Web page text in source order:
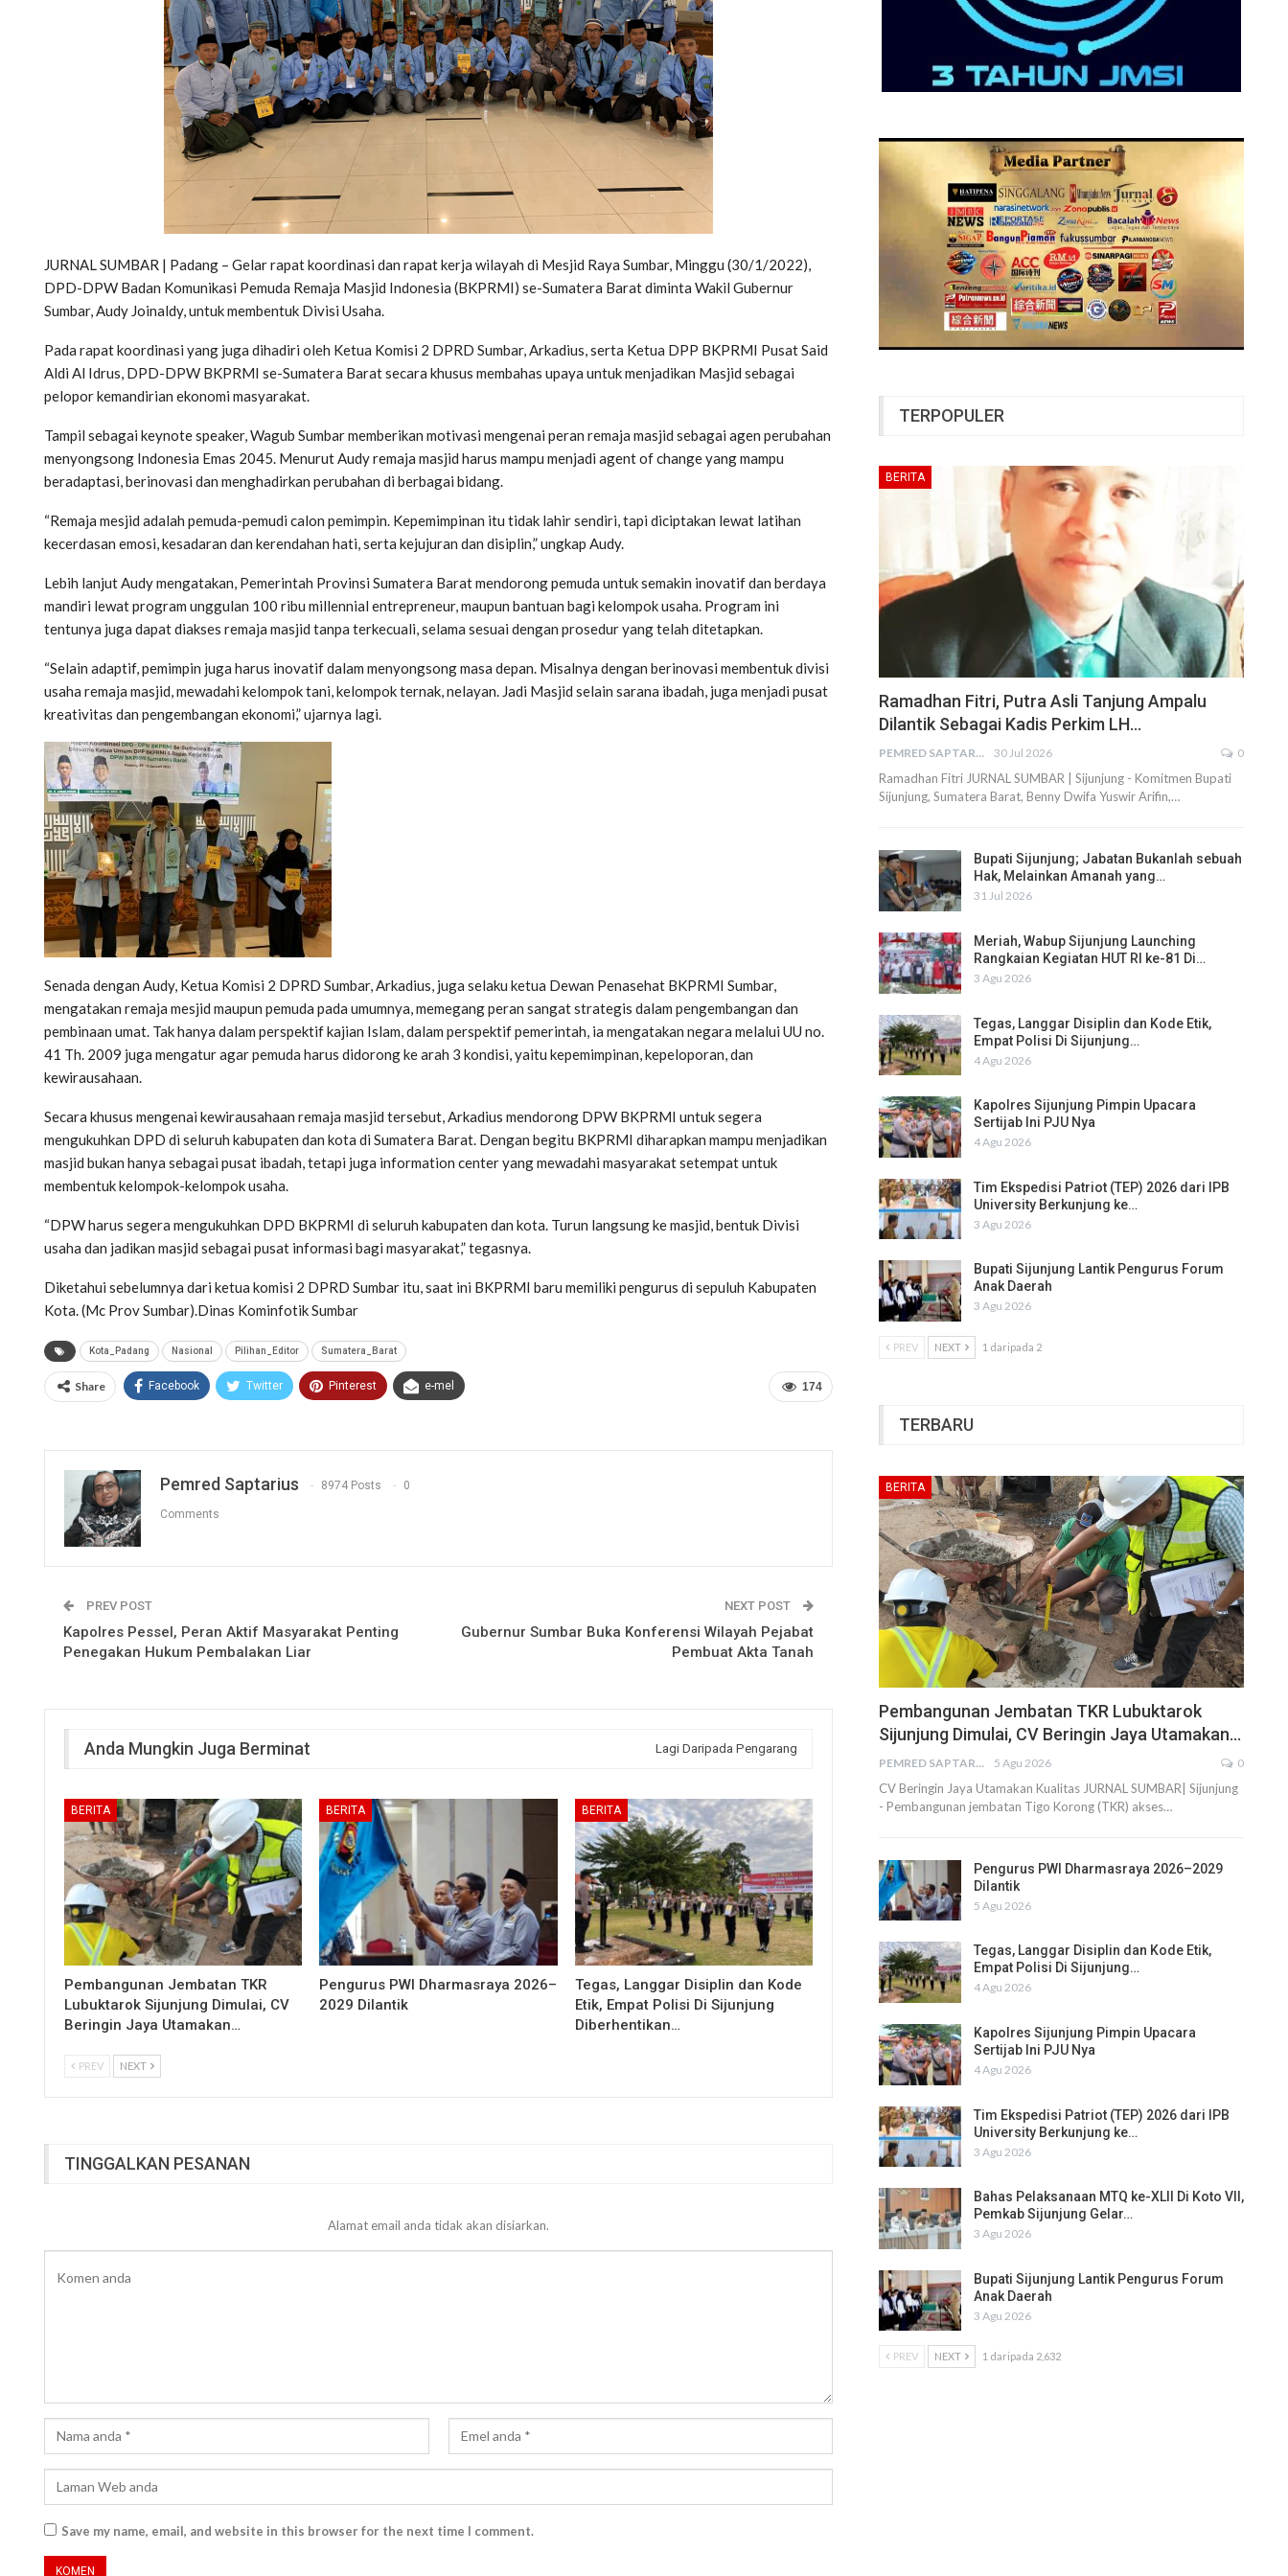
JURNAL SUMBAR | Padang – Gelar rapat koordinasi dan rapat kerja wilayah di Mesjid Raya Sumbar, Minggu (30/1/2022),
DPD-DPW Badan Komunikasi Pemuda Remaja Masjid Indonesia (BKPRMI) se-Sumatera Barat diminta Wakil Gubernur
Sumbar, Audy Joinaldy, untuk membentuk Divisi Usaha.
Pada rapat koordinasi yang juga dihadiri oleh Ketua Komisi 2 DPRD Sumbar, Arkadius, serta Ketua DPP BKPRMI Pusat Said
Aldi Al Idrus, DPD-DPW BKPRMI se-Sumatera Barat secara khusus membahas upaya untuk menjadikan Masjid sebagai
pelopor kemandirian ekonomi masyarakat.
Tampil sebagai keynote speaker, Wagub Sumbar memberikan motivasi mengenai peran remaja masjid sebagai agen perubahan
menyongsong Indonesia Emas 2045. Menurut Audy remaja masjid harus mampu menjadi agent of change yang mampu
beradaptasi, berinovasi dan menghadirkan perubahan di berbagai bidang.
“Remaja mesjid adalah pemuda-pemudi calon pemimpin. Kepemimpinan itu tidak lahir sendiri, tapi diciptakan lewat latihan
kecerdasan emosi, kesadaran dan kerendahan hati, serta kejujuran dan disiplin,” ungkap Audy.
Lebih lanjut Audy mengatakan, Pemerintah Provinsi Sumatera Barat mendorong pemuda untuk semakin inovatif dan berdaya
mandiri lewat program unggulan 100 ribu millennial entrepreneur, maupun bantuan bagi kelompok usaha. Program ini
tentunya juga dapat diakses remaja masjid tanpa terkecuali, selama sesuai dengan prosedur yang telah ditetapkan.
“Selain adaptif, pemimpin juga harus inovatif dalam menyongsong masa depan. Misalnya dengan berinovasi membentuk divisi
usaha remaja masjid, mewadahi kelompok tani, kelompok ternak, nelayan. Jadi Masjid selain sarana ibadah, juga menjadi pusat
kreativitas dan pengembangan ekonomi,” ujarnya lagi.
Senada dengan Audy, Ketua Komisi 2 DPRD Sumbar, Arkadius, juga selaku ketua Dewan Penasehat BKPRMI Sumbar,
mengatakan remaja mesjid maupun pemuda pada umumnya, memegang peran sangat strategis dalam pengembangan dan
pembinaan umat. Tak hanya dalam perspektif kajian Islam, dalam perspektif pemerintah, ia mengatakan negara melalui UU no.
41 Th. 2009 juga mengatur agar pemuda harus didorong ke arah 3 kondisi, yaitu kepemimpinan, kepeloporan, dan
kewirausahaan.
Secara khusus mengenai kewirausahaan remaja masjid tersebut, Arkadius mendorong DPW BKPRMI untuk segera
mengukuhkan DPD di seluruh kabupaten dan kota di Sumatera Barat. Dengan begitu BKPRMI diharapkan mampu menjadikan
masjid bukan hanya sebagai pusat ibadah, tetapi juga information center yang mewadahi masyarakat setempat untuk
membentuk kelompok-kelompok usaha.
“DPW harus segera mengukuhkan DPD BKPRMI di seluruh kabupaten dan kota. Turun langsung ke masjid, bentuk Divisi
usaha dan jadikan masjid sebagai pusat informasi bagi masyarakat,” tegasnya.
Diketahui sebelumnya dari ketua komisi 2 DPRD Sumbar itu, saat ini BKPRMI baru memiliki pengurus di sepuluh Kabupaten
Kota. (Mc Prov Sumbar).Dinas Kominfotik Sumbar
Kota_Padang Nasional Pilihan_Editor Sumatera_Barat
174
Share Facebook Twitter Pinterest e-mel
Pemred Saptarius 8974 Posts 0
Comments
PREV POST
Kapolres Pessel, Peran Aktif Masyarakat Penting
Penegakan Hukum Pembalakan Liar
NEXT POST
Gubernur Sumbar Buka Konferensi Wilayah Pejabat
Pembuat Akta Tanah
Anda Mungkin Juga Berminat Lagi Daripada Pengarang
BERITA
Pembangunan Jembatan TKR
Lubuktarok Sijunjung Dimulai, CV
Beringin Jaya Utamakan…
BERITA
Pengurus PWI Dharmasraya 2026–
2029 Dilantik
BERITA
Tegas, Langgar Disiplin dan Kode
Etik, Empat Polisi Di Sijunjung
Diberhentikan…
PREV NEXT
TINGGALKAN PESANAN
Alamat email anda tidak akan disiarkan.
Save my name, email, and website in this browser for the next time I comment.
TERPOPULER
BERITA
Ramadhan Fitri, Putra Asli Tanjung Ampalu
Dilantik Sebagai Kadis Perkim LH…
PEMRED SAPTARIUS 30 Jul 2026 0
Ramadhan Fitri JURNAL SUMBAR | Sijunjung - Komitmen Bupati
Sijunjung, Sumatera Barat, Benny Dwifa Yuswir Arifin,…
Bupati Sijunjung; Jabatan Bukanlah sebuah
Hak, Melainkan Amanah yang…
31 Jul 2026
Meriah, Wabup Sijunjung Launching
Rangkaian Kegiatan HUT RI ke-81 Di…
3 Agu 2026
Tegas, Langgar Disiplin dan Kode Etik,
Empat Polisi Di Sijunjung…
4 Agu 2026
Kapolres Sijunjung Pimpin Upacara
Sertijab Ini PJU Nya
4 Agu 2026
Tim Ekspedisi Patriot (TEP) 2026 dari IPB
University Berkunjung ke…
3 Agu 2026
Bupati Sijunjung Lantik Pengurus Forum
Anak Daerah
3 Agu 2026
PREV NEXT 1 daripada 2
TERBARU
BERITA
Pembangunan Jembatan TKR Lubuktarok
Sijunjung Dimulai, CV Beringin Jaya Utamakan…
PEMRED SAPTARIUS 5 Agu 2026 0
CV Beringin Jaya Utamakan Kualitas JURNAL SUMBAR| Sijunjung
- Pembangunan jembatan Tigo Korong (TKR) akses…
Pengurus PWI Dharmasraya 2026–2029
Dilantik
5 Agu 2026
Tegas, Langgar Disiplin dan Kode Etik,
Empat Polisi Di Sijunjung…
4 Agu 2026
Kapolres Sijunjung Pimpin Upacara
Sertijab Ini PJU Nya
4 Agu 2026
Tim Ekspedisi Patriot (TEP) 2026 dari IPB
University Berkunjung ke…
3 Agu 2026
Bahas Pelaksanaan MTQ ke-XLII Di Koto VII,
Pemkab Sijunjung Gelar…
3 Agu 2026
Bupati Sijunjung Lantik Pengurus Forum
Anak Daerah
3 Agu 2026
PREV NEXT 1 daripada 2,632